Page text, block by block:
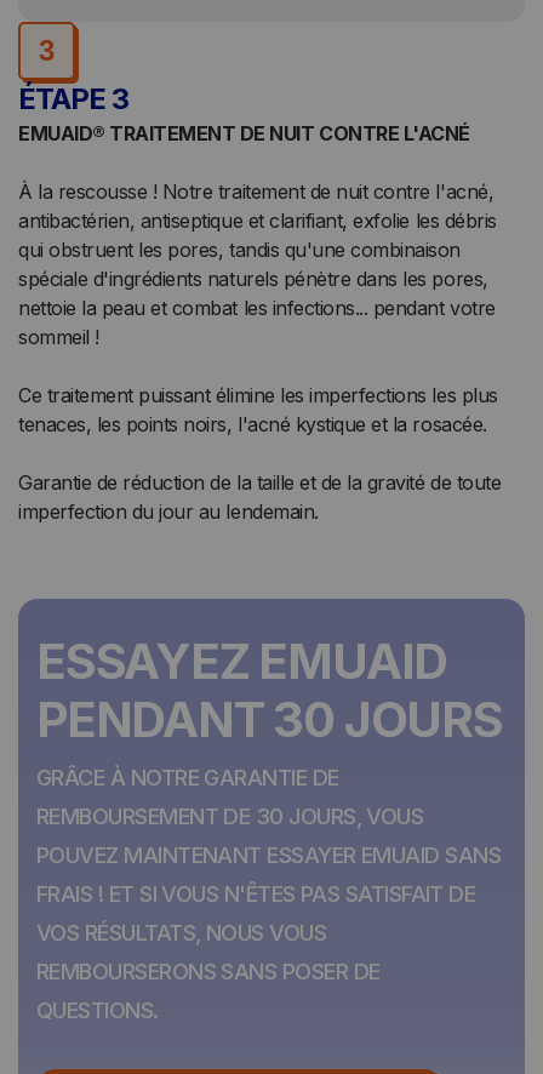
3
ÉTAPE 3
EMUAID® TRAITEMENT DE NUIT CONTRE L'ACNÉ
À la rescousse ! Notre traitement de nuit contre l'acné,
antibactérien, antiseptique et clarifiant, exfolie les débris
qui obstruent les pores, tandis qu'une combinaison
spéciale d'ingrédients naturels pénètre dans les pores,
nettoie la peau et combat les infections... pendant votre
sommeil !
Ce traitement puissant élimine les imperfections les plus
tenaces, les points noirs, l'acné kystique et la rosacée.
Garantie de réduction de la taille et de la gravité de toute
imperfection du jour au lendemain.
ESSAYEZ EMUAID
PENDANT 30 JOURS
GRÂCE À NOTRE GARANTIE DE
REMBOURSEMENT DE 30 JOURS, VOUS
POUVEZ MAINTENANT ESSAYER EMUAID SANS
FRAIS ! ET SI VOUS N'ÊTES PAS SATISFAIT DE
VOS RÉSULTATS, NOUS VOUS
REMBOURSERONS SANS POSER DE
QUESTIONS.